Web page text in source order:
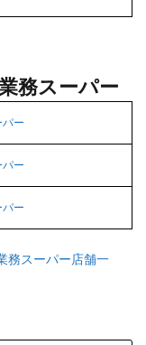
務スーパー
ー
ー
ー
務スーパー店舗一